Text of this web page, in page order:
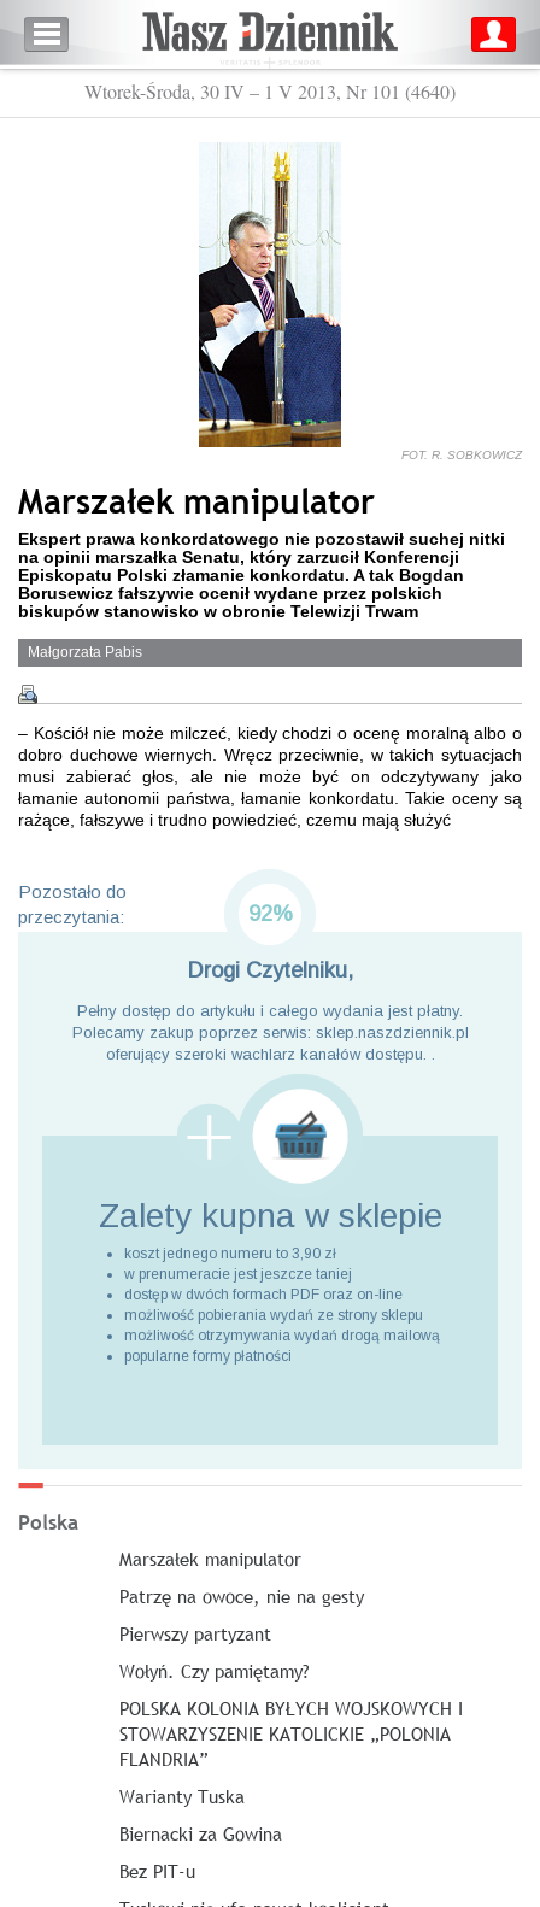
Wtorek-Środa, 30 IV – 1 V 2013, Nr 101 (4640)
FOT. R. SOBKOWICZ
Marszałek manipulator
Ekspert prawa konkordatowego nie pozostawił suchej nitki
na opinii marszałka Senatu, który zarzucił Konferencji
Episkopatu Polski złamanie konkordatu. A tak Bogdan
Borusewicz fałszywie ocenił wydane przez polskich
biskupów stanowisko w obronie Telewizji Trwam
Małgorzata Pabis
– Kościół nie może milczeć, kiedy chodzi o ocenę moralną albo o
dobro duchowe wiernych. Wręcz przeciwnie, w takich sytuacjach
musi zabierać głos, ale nie może być on odczytywany jako
łamanie autonomii państwa, łamanie konkordatu. Takie oceny są
rażące, fałszywe i trudno powiedzieć, czemu mają służyć
Pozostało do
przeczytania:
92%
Drogi Czytelniku,
Pełny dostęp do artykułu i całego wydania jest płatny.
Polecamy zakup poprzez serwis: sklep.naszdziennik.pl
oferujący szeroki wachlarz kanałów dostępu. .
Zalety kupna w sklepie
koszt jednego numeru to 3,90 zł
w prenumeracie jest jeszcze taniej
dostęp w dwóch formach PDF oraz on-line
możliwość pobierania wydań ze strony sklepu
możliwość otrzymywania wydań drogą mailową
popularne formy płatności
Polska
Marszałek manipulator
Patrzę na owoce, nie na gesty
Pierwszy partyzant
Wołyń. Czy pamiętamy?
POLSKA KOLONIA BYŁYCH WOJSKOWYCH I
STOWARZYSZENIE KATOLICKIE „POLONIA
FLANDRIA”
Warianty Tuska
Biernacki za Gowina
Bez PIT-u